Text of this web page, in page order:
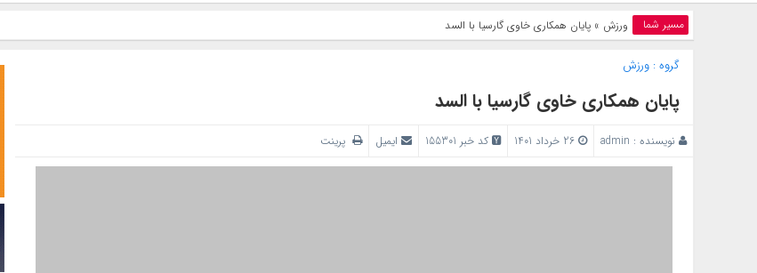
مسیر شما ورزش » پایان همکاری خاوی گارسیا با السد
گروه :ورزش
پایان همکاری خاوی گارسیا با السد
نویسنده : admin کد خبر 155301 ایمیل پرینت